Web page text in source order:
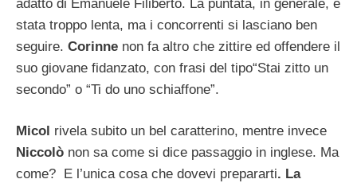
adatto di Emanuele Filiberto. La puntata, in generale, è
stata troppo lenta, ma i concorrenti si lasciano ben
seguire. Corinne non fa altro che zittire ed offendere il
suo giovane fidanzato, con frasi del tipo“Stai zitto un
secondo” o “Ti do uno schiaffone”.
Micol rivela subito un bel caratterino, mentre invece
Niccolò non sa come si dice passaggio in inglese. Ma
come? E l’unica cosa che dovevi prepararti. La